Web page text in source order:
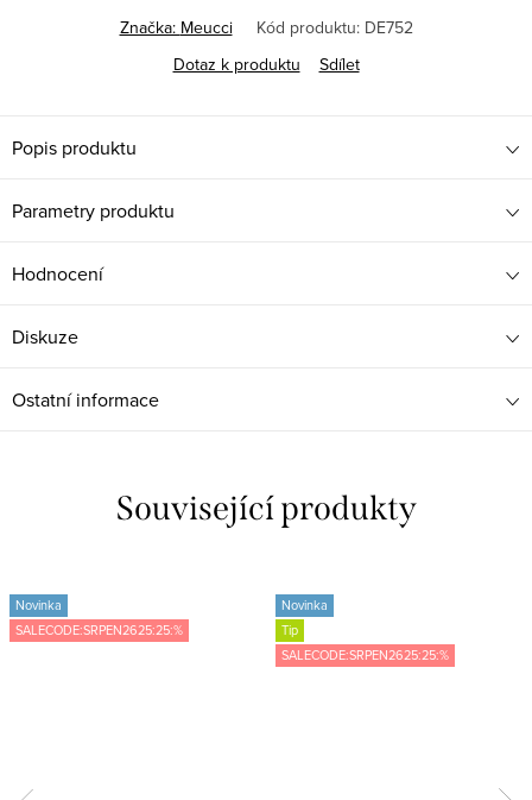
Značka: Meucci Kód produktu: DE752
Dotaz k produktu
Sdílet
Popis produktu
Parametry produktu
Hodnocení
Diskuze
Ostatní informace
Související produkty
Novinka
SALECODE:SRPEN2625:25:%
Novinka
Tip
SALECODE:SRPEN2625:25:%